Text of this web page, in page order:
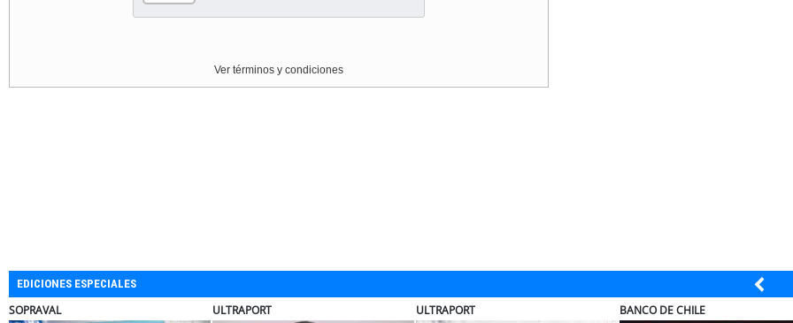
Ver términos y condiciones
EDICIONES ESPECIALES
BANCO DE CHILE COLEGIO RÍO LOA EL ABRA